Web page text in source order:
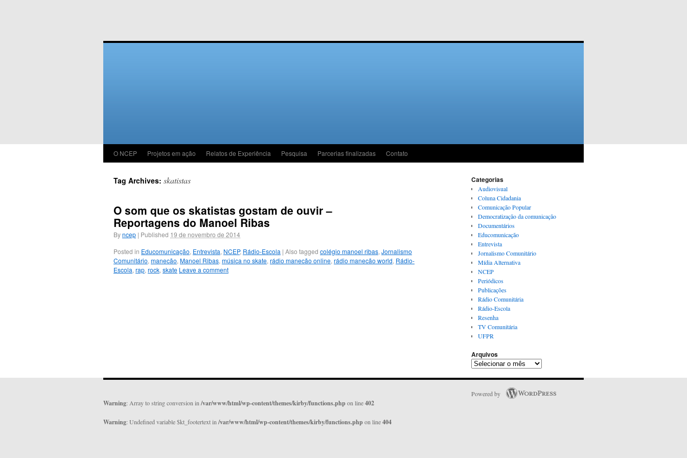
O NCEP Projetos em ação Relatos de Experiência Pesquisa Parcerias finalizadas Contato
Tag Archives: skatistas
O som que os skatistas gostam de ouvir –
Reportagens do Manoel Ribas
Byncep | Published 19 de novembro de 2014
Posted in Educomunicação, Entrevista, NCEP, Rádio-Escola | Also tagged colégio manoel ribas, Jornalismo
Comunitário, manecão, Manoel Ribas, música no skate, rádio manecão online, rádio manecão world, Rádio-
Escola, rap, rock, skate Leave a comment
Categorias
Audiovisual
Coluna Cidadania
Comunicação Popular
Democratização da comunicação
Documentários
Educomunicação
Entrevista
Jornalismo Comunitário
Mídia Alternativa
NCEP
Periódicos
Publicações
Rádio Comunitária
Rádio-Escola
Resenha
TV Comunitária
UFPR
Arquivos
Warning: Array to string conversion in /var/www/html/wp-content/themes/kirby/functions.phpon line402
Warning: Undefined variable $kt_footertext in /var/www/html/wp-content/themes/kirby/functions.phpon line404
Powered by